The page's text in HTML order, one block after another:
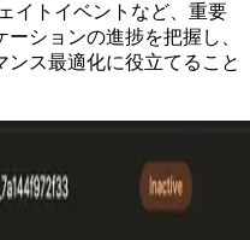
イトイベントなど、重要
ションの進捗を把握し、
ス最適化に役立てること